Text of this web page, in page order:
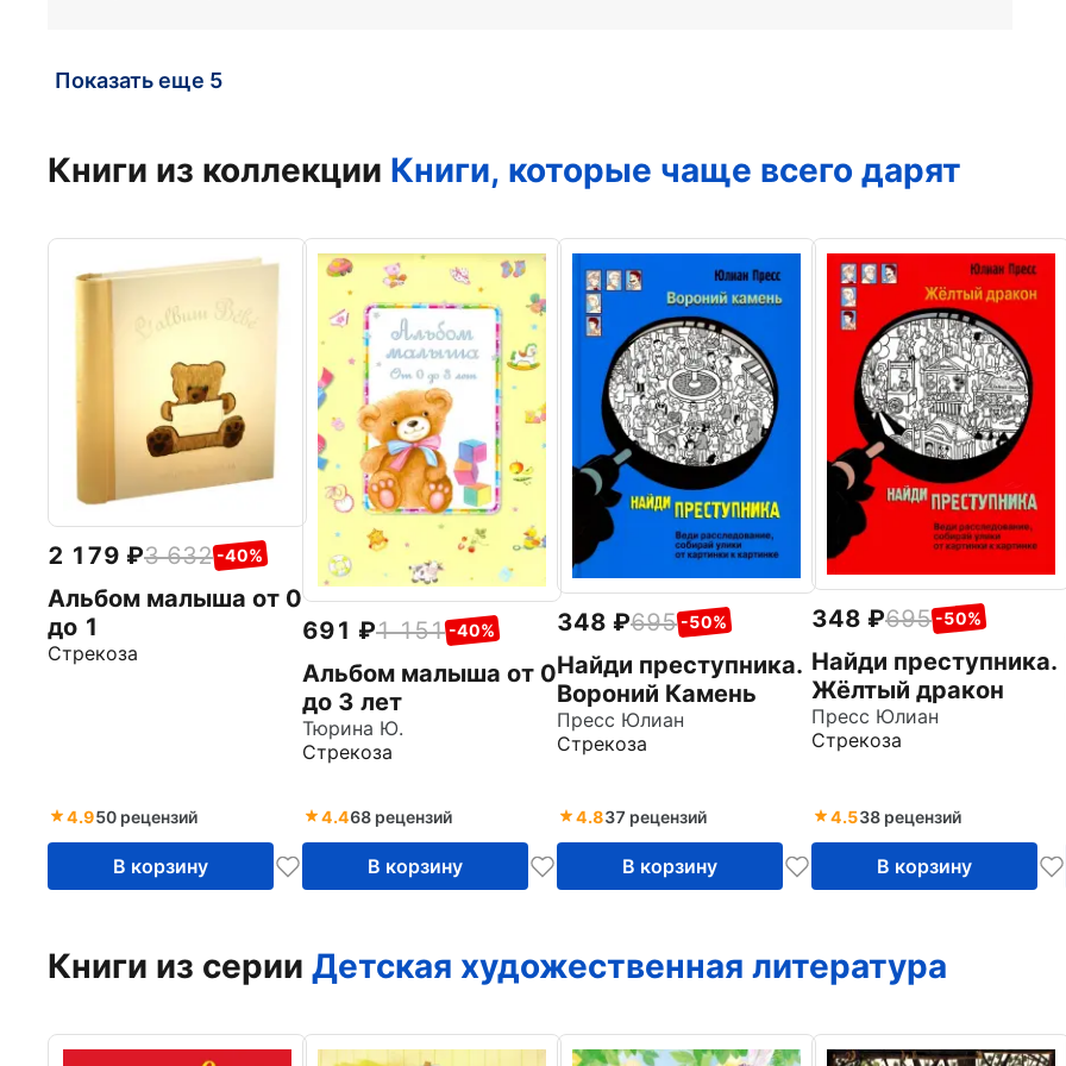
Показать еще 5
Книги из коллекции Книги, которые чаще всего дарят
2 179 3 632 -40%
Альбом малыша от 0
до 1
Стрекоза
4.950 рецензий
В корзину
691 1 151 -40%
Альбом малыша от 0
до 3 лет
Тюрина Ю.
Стрекоза
4.468 рецензий
В корзину
348 695 -50%
Найди преступника.
Вороний Камень
Пресс Юлиан
Стрекоза
4.837 рецензий
В корзину
348 695 -50%
Найди преступника.
Жёлтый дракон
Пресс Юлиан
Стрекоза
4.538 рецензий
В корзину
Книги из серии Детская художественная литература